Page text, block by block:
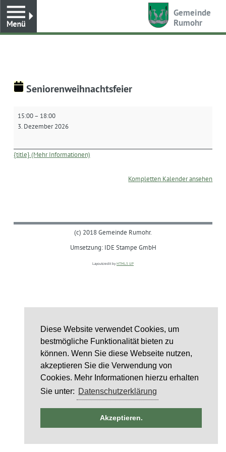
Diese Website verwendet Cookies, um
bestmögliche Funktionalität bieten zu
können. Wenn Sie diese Webseite nutzen,
akzeptieren Sie die Verwendung von
Cookies. Mehr Informationen hierzu erhalten
Sie unter: Datenschutzerklärung
Akzeptieren.
Gemeinde
Rumohr
Seniorenweihnachtsfeier
15:00– 18:00
3. Dezember 2026
{title} (Mehr Informationen)
Kompletten Kalender ansehen
(c) 2018 Gemeinde Rumohr.
Umsetzung: IDE Stampe GmbH
Layoutcredit by HTML5 UP